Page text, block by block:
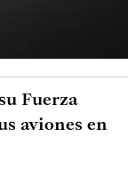
Fuerza
aviones en